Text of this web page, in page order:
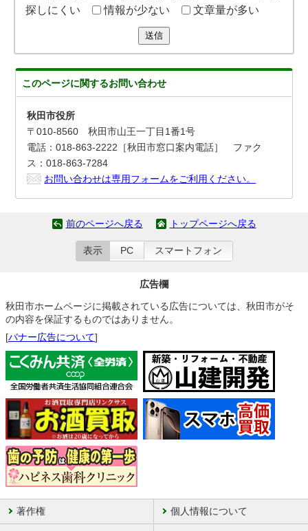
探しにくい
情報が少ない 文章量が多い
送信
このページに関するお問い合わせ
秋田市役所
〒010-8560 秋田市山王一丁目1番1号
電話：018-863-2222［秋田市窓口案内電話］ ファク
ス：018-863-7284
お問い合わせは専用フォームをご利用ください。
前のページへ戻る トップページへ戻る
表示 PC スマートフォン
広告欄
秋田市ホームページに掲載されている広告については、秋田市がそ
の内容を保証するものではありません。
[バナー広告について]
著作権 個人情報について